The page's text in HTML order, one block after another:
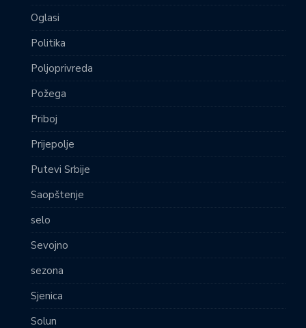
Oglasi
Politika
Poljoprivreda
Požega
Priboj
Prijepolje
Putevi Srbije
Saopštenje
selo
Sevojno
sezona
Sjenica
Solun